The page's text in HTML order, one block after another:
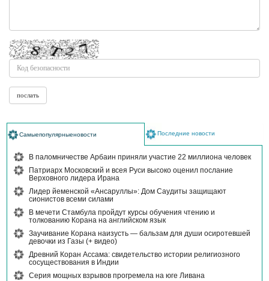
Самыепопулярныеновости Последние новости
В паломничестве Арбаин приняли участие 22 миллиона человек
Патриарх Московский и всея Руси высоко оценил послание
Верховного лидера Ирана
Лидер йеменской «Ансаруллы»: Дом Саудиты защищают
сионистов всеми силами
В мечети Стамбула пройдут курсы обучения чтению и
толкованию Корана на английском язык
Заучивание Корана наизусть — бальзам для души осиротевшей
девочки из Газы (+ видео)
Древний Коран Ассама: свидетельство истории религиозного
сосуществования в Индии
Серия мощных взрывов прогремела на юге Ливана